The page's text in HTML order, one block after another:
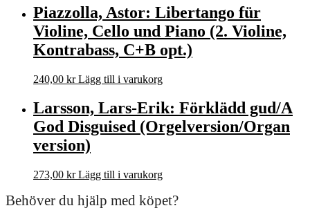
priset
var:
299,00 kr.
priset
är:
199,00 kr.
Piazzolla, Astor: Libertango für
Violine, Cello und Piano (2. Violine,
Kontrabass, C+B opt.)
240,00 kr Lägg till i varukorg
Larsson, Lars-Erik: Förklädd gud/A
God Disguised (Orgelversion/Organ
version)
273,00 kr Lägg till i varukorg
Behöver du hjälp med köpet?